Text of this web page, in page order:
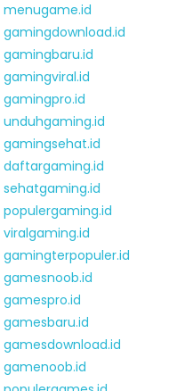
menugame.id
gamingdownload.id
gamingbaru.id
gamingviral.id
gamingpro.id
unduhgaming.id
gamingsehat.id
daftargaming.id
sehatgaming.id
populergaming.id
viralgaming.id
gamingterpopuler.id
gamesnoob.id
gamespro.id
gamesbaru.id
gamesdownload.id
gamenoob.id